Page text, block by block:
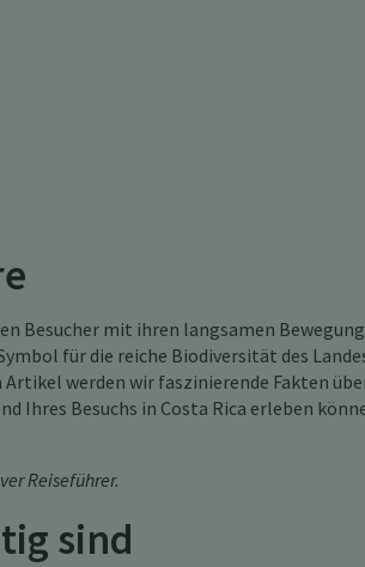
Besucher mit ihren langsamen
für die reiche Biodiversität des
werden wir faszinierende Fakten
Ihres Besuchs in Costa Rica erleben
Reiseführer.
sind